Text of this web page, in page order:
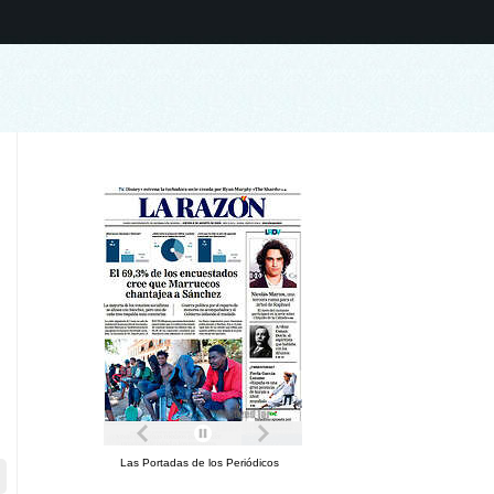
Las Portadas de los Periódicos